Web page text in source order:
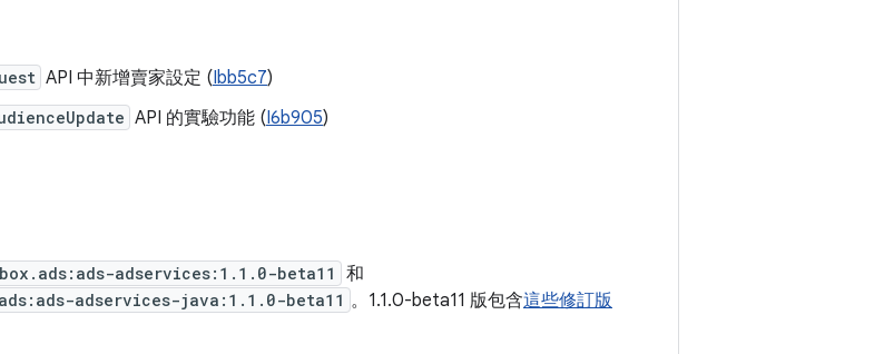
API 中新增賣家設定 (Ibb5c7)
API 的實驗功能 (I6b905)
adservices:1.1.0-beta11 和
adservices-java:1.1.0-beta11 。1.1.0-beta11 版包含這些修訂版